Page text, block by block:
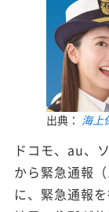
出典： 海上
ドコモ、au、
から緊急通報
に、緊急通報